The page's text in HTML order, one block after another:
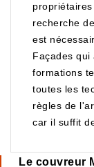
recherche
est
Façades qui
formations
toutes les
règles de
car il suffit
Le couvreur